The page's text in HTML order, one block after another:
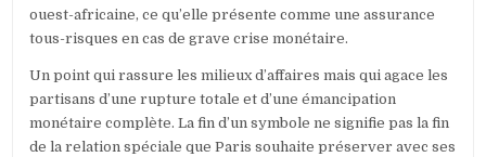
ouest-africaine, ce qu’elle présente comme une assurance
tous-risques en cas de grave crise monétaire.
Un point qui rassure les milieux d’affaires mais qui agace les
partisans d’une rupture totale et d’une émancipation
monétaire complète. La fin d’un symbole ne signifie pas la fin
de la relation spéciale que Paris souhaite préserver avec ses